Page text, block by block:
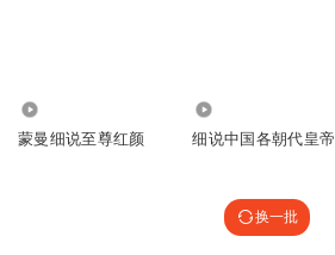
蒙曼细说至尊红颜 细说中国各朝代皇帝
换一批